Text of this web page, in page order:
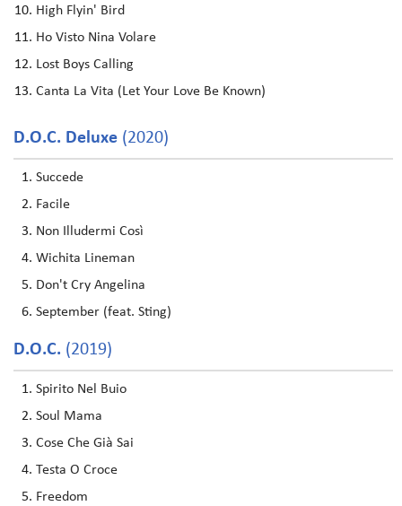
High Flyin' Bird
Ho Visto Nina Volare
Lost Boys Calling
Canta La Vita (Let Your Love Be Known)
D.O.C. Deluxe (2020)
Succede
Facile
Non Illudermi Così
Wichita Lineman
Don't Cry Angelina
September (feat. Sting)
D.O.C. (2019)
Spirito Nel Buio
Soul Mama
Cose Che Già Sai
Testa O Croce
Freedom